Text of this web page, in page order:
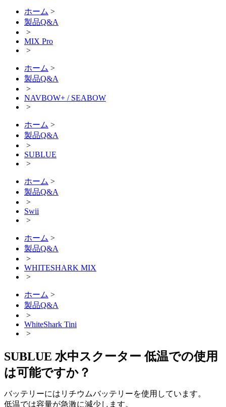
ホーム >
製品Q&A
>
MIX Pro
>
ホーム >
製品Q&A
>
NAVBOW+ / SEABOW
>
ホーム >
製品Q&A
>
SUBLUE
>
ホーム >
製品Q&A
>
Swii
>
ホーム >
製品Q&A
>
WHITESHARK MIX
>
ホーム >
製品Q&A
>
WhiteShark Tini
>
SUBLUE 水中スクーター 低温での使用
は可能ですか？
バッテリーにはリチウムバッテリーを使用しています。
低温では容量が急激に減少します。